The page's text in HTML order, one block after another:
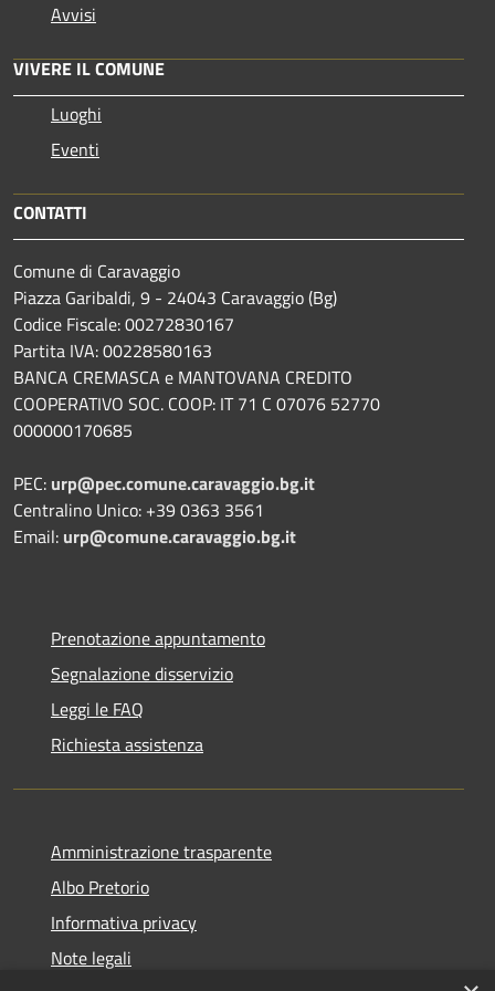
Avvisi
VIVERE IL COMUNE
Luoghi
Eventi
CONTATTI
Comune di Caravaggio
Piazza Garibaldi, 9 - 24043 Caravaggio (Bg)
Codice Fiscale: 00272830167
Partita IVA: 00228580163
BANCA CREMASCA e MANTOVANA CREDITO
COOPERATIVO SOC. COOP: IT 71 C 07076 52770
000000170685
PEC: urp@pec.comune.caravaggio.bg.it
Centralino Unico: +39 0363 3561
Email: urp@comune.caravaggio.bg.it
Prenotazione appuntamento
Segnalazione disservizio
Leggi le FAQ
Richiesta assistenza
Amministrazione trasparente
Albo Pretorio
Informativa privacy
Note legali